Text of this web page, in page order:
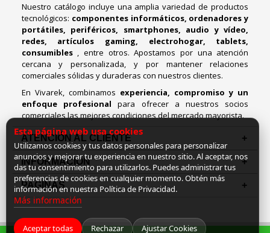
Nuestro catálogo incluye una amplia variedad de productos
tecnológicos: componentes informáticos, ordenadores y
portátiles, periféricos, smartphones, audio y vídeo,
redes, artículos gaming, electrohogar, tablets,
consumibles , entre otros. Apostamos por una atención
cercana y personalizada, y por mantener relaciones
comerciales sólidas y duraderas con nuestros clientes.
En Vivarek, combinamos experiencia, compromiso y un
enfoque profesionalpara ofrecer a nuestros socios
comerciales las mejores condiciones del mercado mayorista.
ATENCIÓN AL CLIENTE
INFORMACION
PAGINAS
Esta página web usa cookies
Utilizamos cookies y tus datos personales para personalizar
anuncios y mejorar tu experiencia en nuestro sitio. Al aceptar, nos
das tu consentimiento para utilizarlos. Puedes administrar tus
preferencias de cookies en cualquier momento. Obtén más
información en nuestra Política de Privacidad.
Más información
Aceptar todas Rechazar Ajustar Cookies